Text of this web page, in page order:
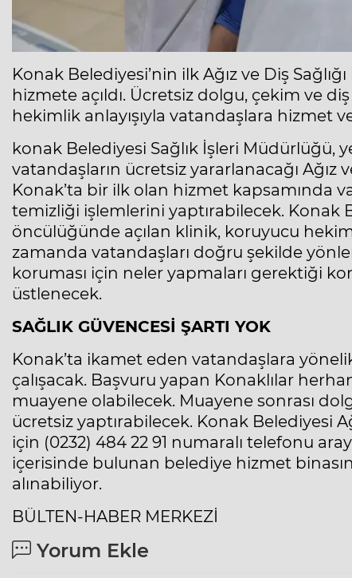
Konak Belediyesi’nin ilk Ağız ve Diş
hizmete açıldı. Ücretsiz dolgu, çekim ve
hekimlik anlayışıyla vatandaşlara hizmet
konak Belediyesi Sağlık İşleri Müdürlüğü,
vatandaşların ücretsiz yararlanacağı Ağız
Konak’ta bir ilk olan hizmet kapsamında
temizliği işlemlerini yaptırabilecek. Konak
öncülüğünde açılan klinik, koruyucu
zamanda vatandaşları doğru şekilde
koruması için neler yapmaları gerektiği
üstlenecek.
SAĞLIK GÜVENCESİ ŞARTI YOK
Konak’ta ikamet eden vatandaşlara
çalışacak. Başvuru yapan Konaklılar
muayene olabilecek. Muayene sonrası
ücretsiz yaptırabilecek. Konak Belediyesi
için (0232) 484 22 91 numaralı telefonu
içerisinde bulunan belediye hizmet
alınabiliyor.
BÜLTEN-HABER MERKEZİ
Yorum Ekle